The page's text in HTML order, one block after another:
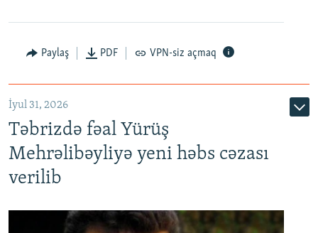
Paylaş PDF VPN-siz açmaq
İyul 31, 2026
Təbrizdə fəal Yürüş
Mehrəlibəyliyə yeni həbs cəzası
verilib